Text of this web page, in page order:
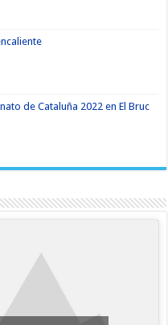
de Cataluña 2022 en El Bruc